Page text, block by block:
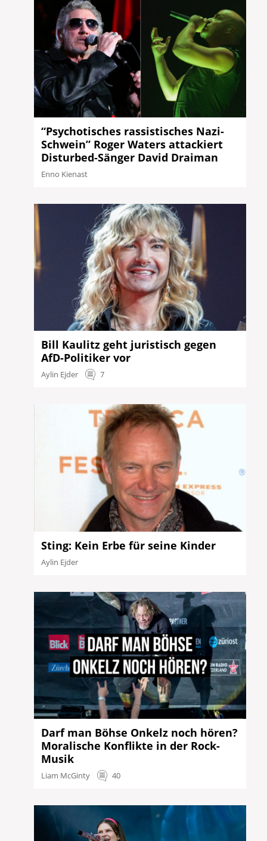
“Psychotisches rassistisches Nazi-
Schwein” Roger Waters attackiert
Disturbed-Sänger David Draiman
Enno Kienast
Bill Kaulitz geht juristisch gegen
AfD-Politiker vor
Aylin Ejder 7
Sting: Kein Erbe für seine Kinder
Aylin Ejder
Darf man Böhse Onkelz noch hören?
Moralische Konflikte in der Rock-
Musik
Liam McGinty 40